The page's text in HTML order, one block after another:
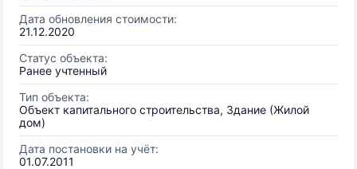
Дата обновления стоимости:
21.12.2020
Статус объекта:
Ранее учтенный
Тип объекта:
Объект капитального строительства, Здание (Жилой
дом)
Дата постановки на учёт:
01.07.2011